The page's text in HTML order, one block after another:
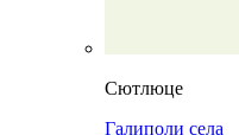
Сютлюце
Галиполи села